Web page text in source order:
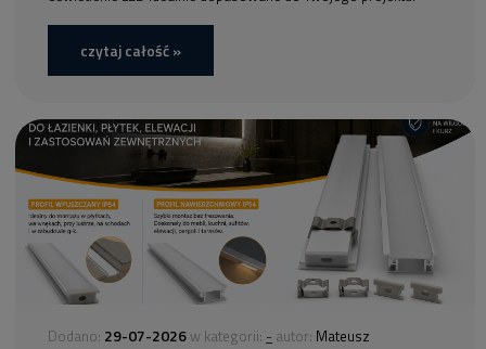
czytaj całość »
Dodano: 29-07-2026 w kategorii: - autor: Mateusz